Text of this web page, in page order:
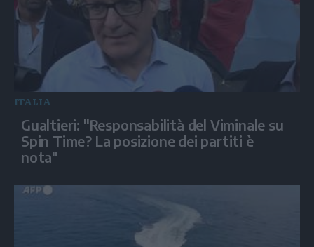
ITALIA
Gualtieri: "Responsabilità del Viminale su
Spin Time? La posizione dei partiti è
nota"